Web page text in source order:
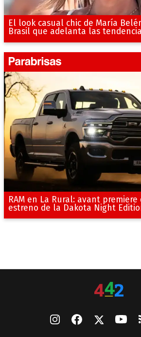
El look casual chic de María
Brasil que adelanta las
RAM en La Rural: avant premiere
estreno de la Dakota Night